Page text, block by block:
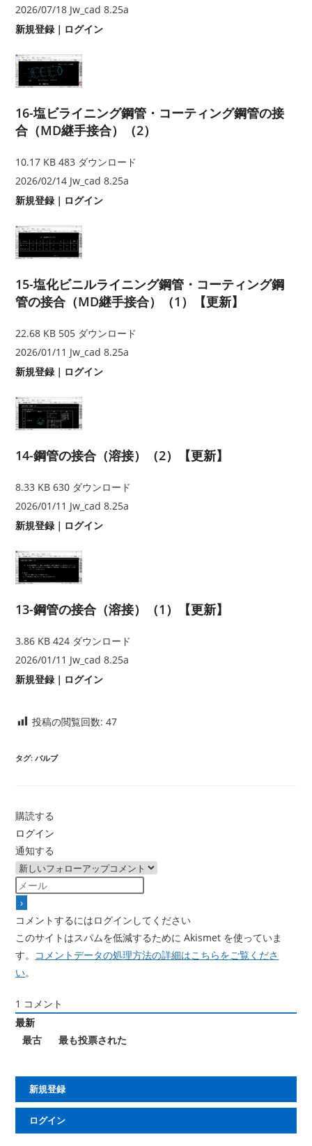
2026/07/18 Jw_cad 8.25a
新規登録 ｜ ログイン
16-塩ビライニング鋼管・コーティング鋼管の接
合（MD継手接合）（2）
10.17 KB483 ダウンロード
2026/02/14 Jw_cad 8.25a
新規登録 ｜ ログイン
15-塩化ビニルライニング鋼管・コーティング鋼
管の接合（MD継手接合）（1）【更新】
22.68 KB 505 ダウンロード
2026/01/11 Jw_cad 8.25a
新規登録 ｜ ログイン
14-鋼管の接合（溶接）（2）【更新】
8.33 KB630 ダウンロード
2026/01/11 Jw_cad 8.25a
新規登録 ｜ ログイン
13-鋼管の接合（溶接）（1）【更新】
3.86 KB424 ダウンロード
2026/01/11 Jw_cad 8.25a
新規登録 ｜ ログイン
投稿の閲覧回数: 47
タグ:バルブ
購読する
ログイン
通知する
コメントするにはログインしてください
このサイトはスパムを低減するために Akismet を使っていま
す。 コメントデータの処理方法の詳細はこちらをご覧くださ
い。
1 コメント
最新
最古
最も投票された
新規登録
ログイン